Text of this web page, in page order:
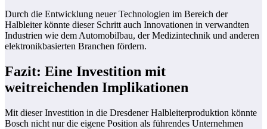
Durch die Entwicklung neuer Technologien im Bereich der
Halbleiter könnte dieser Schritt auch Innovationen in verwandten
Industrien wie dem Automobilbau, der Medizintechnik und anderen
elektronikbasierten Branchen fördern.
Fazit: Eine Investition mit
weitreichenden Implikationen
Mit dieser Investition in die Dresdener Halbleiterproduktion könnte
Bosch nicht nur die eigene Position als führendes Unternehmen